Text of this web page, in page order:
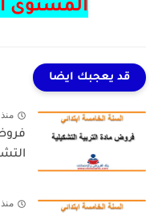
المستوى
قد يعجبك ايضا
منذ 8 سنة
منذ 8 سنة